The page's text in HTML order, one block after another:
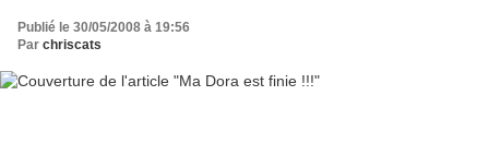
Publié le 30/05/2008 à 19:56
Par chriscats